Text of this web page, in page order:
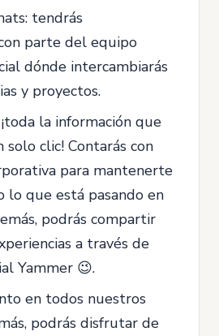
tendrás
parte del equipo
dónde intercambiarás
y proyectos.
la información que
solo clic! Contarás con
para mantenerte
que está pasando en
podrás compartir
a través de
Yammer 😉.
en todos nuestros
podrás disfrutar de